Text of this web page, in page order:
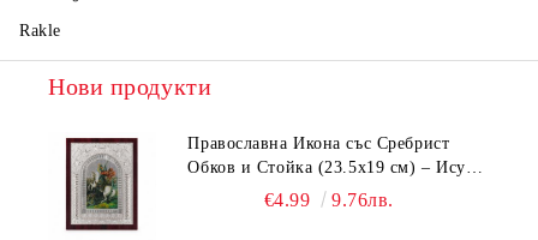
Rakle
Нови продукти
Православна Икона със Сребрист
Обков и Стойка (23.5х19 см) – Исус
Христос, Св. Георги, Св. Николай
€4.99 9.76лв.